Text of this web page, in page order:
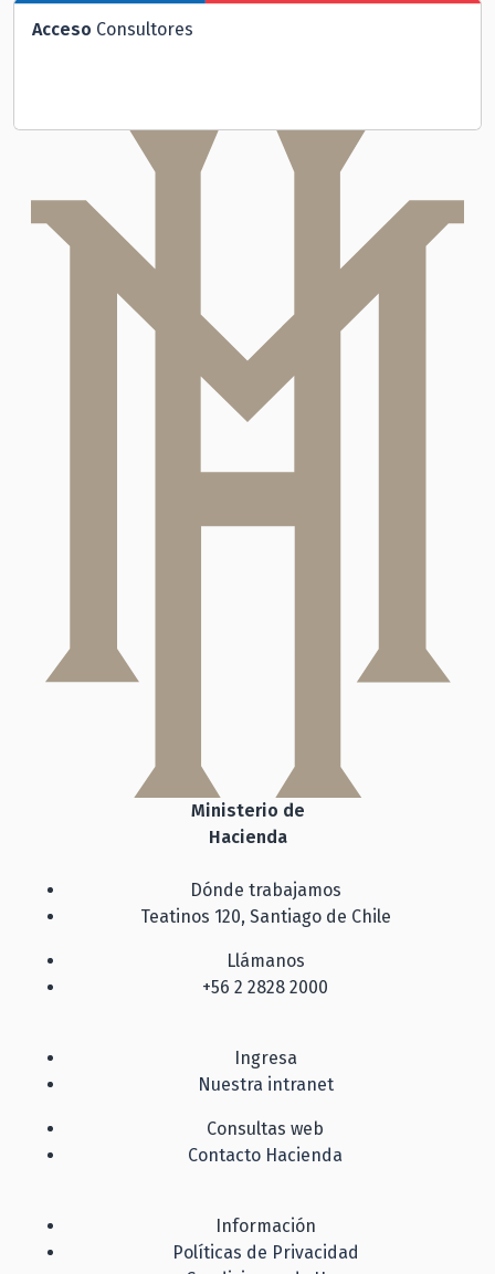
Acceso Consultores
Ministerio de
Hacienda
Dónde trabajamos
Teatinos 120, Santiago de Chile
Llámanos
+56 2 2828 2000
Ingresa
Nuestra intranet
Consultas web
Contacto Hacienda
Información
Políticas de Privacidad